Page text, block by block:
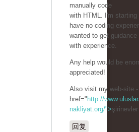
manually code
with HTML. I'm
have no coding
wanted to get
with experience.
Any help would be
appreciated!
Also visit my web-site
href=" http://
nakliyat.org/">
回复